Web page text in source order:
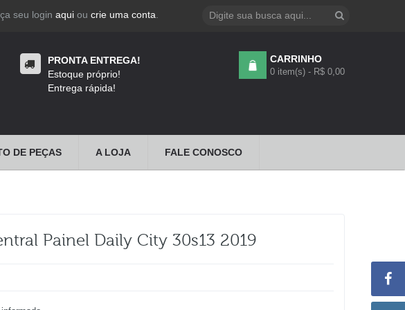
seu login aquiou crie uma conta
PRONTA ENTREGA!
Estoque próprio!
Entrega rápida!
CARRINHO
0 item(s) - R$ 0,00
DE PEÇAS A LOJA FALE CONOSCO
Painel Daily City 30s13 2019